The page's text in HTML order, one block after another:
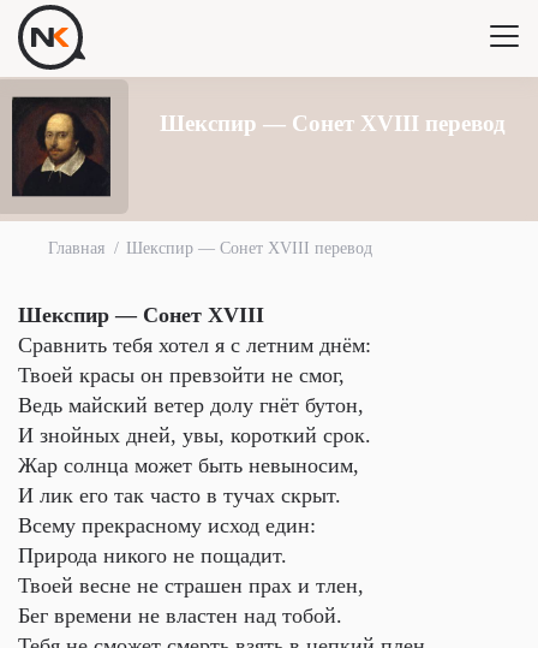
Шекспир — Сонет XVIII перевод
Главная Шекспир — Сонет XVIII перевод
Шекспир — Сонет XVIII
Сравнить тебя хотел я с летним днём:
Твоей красы он превзойти не смог,
Ведь майский ветер долу гнёт бутон,
И знойных дней, увы, короткий срок.
Жар солнца может быть невыносим,
И лик его так часто в тучах скрыт.
Всему прекрасному исход един:
Природа никого не пощадит.
Твоей весне не страшен прах и тлен,
Бег времени не властен над тобой.